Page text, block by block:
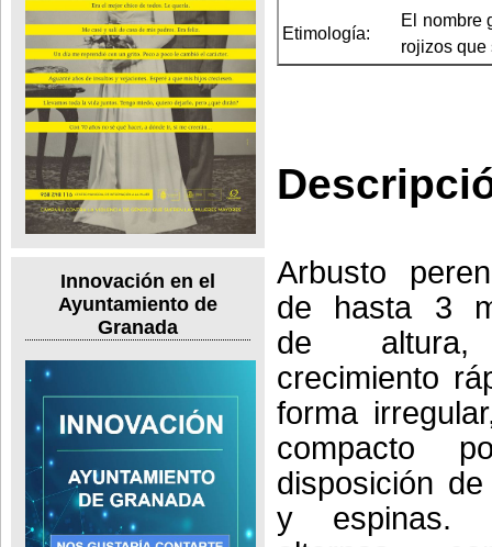
Innovación en el
Ayuntamiento de
Granada
Etimología:
El nombre
rojizos que
Arbusto
de hasta 3
de
crecimiento
forma
compacto
disposición
y espinas.